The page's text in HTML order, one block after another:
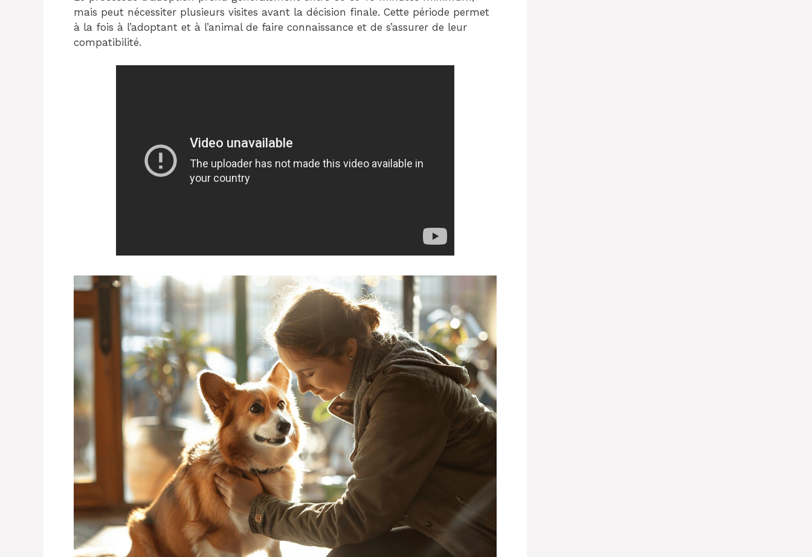
mais peut nécessiter plusieurs visites avant la décision finale. Cette période permet
à la fois à l’adoptant et à l’animal de faire connaissance et de s’assurer de leur
compatibilité.